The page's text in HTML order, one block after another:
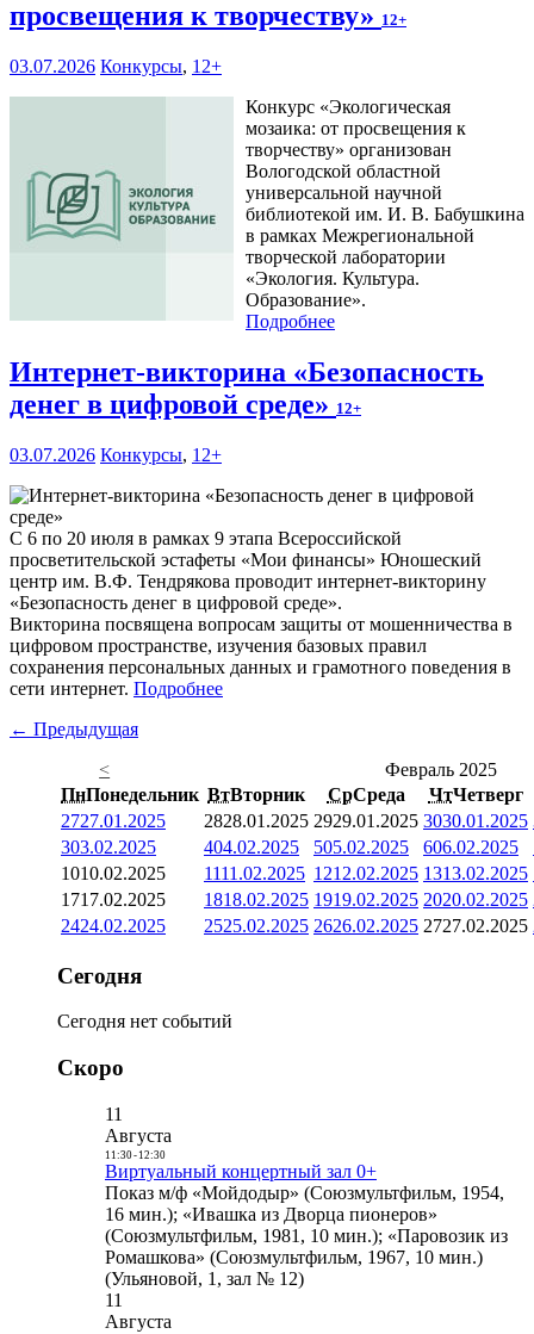
просвещения к творчеству» 12+
03.07.2026 Конкурсы, 12+
Конкурс «Экологическая
мозаика: от просвещения к
творчеству» организован
Вологодской областной
универсальной научной
библиотекой им. И. В. Бабушкина
в рамках Межрегиональной
творческой лаборатории
«Экология. Культура.
Образование».
Подробнее
Интернет-викторина «Безопасность
денег в цифровой среде» 12+
03.07.2026 Конкурсы, 12+
С 6 по 20 июля в рамках 9 этапа Всероссийской
просветительской эстафеты «Мои финансы» Юношеский
центр им. В.Ф. Тендрякова проводит интернет-викторину
«Безопасность денег в цифровой среде».
Викторина посвящена вопросам защиты от мошенничества в
цифровом пространстве, изучения базовых правил
сохранения персональных данных и грамотного поведения в
сети интернет. Подробнее
← Предыдущая
<
Февраль 2025
ПнПонедельник ВтВторник СрСреда ЧтЧетверг
2727.01.2025 2828.01.2025 2929.01.2025 3030.01.2025
303.02.2025 404.02.2025 505.02.2025 606.02.2025
1010.02.2025 1111.02.2025 1212.02.2025 1313.02.2025
1717.02.2025 1818.02.2025 1919.02.2025 2020.02.2025
2424.02.2025 2525.02.2025 2626.02.2025 2727.02.2025
Сегодня
Сегодня нет событий
Скоро
11
Августа
11:30- 12:30
Виртуальный концертный зал 0+
Показ м/ф «Мойдодыр» (Союзмультфильм, 1954,
16 мин.); «Ивашка из Дворца пионеров»
(Союзмультфильм, 1981, 10 мин.); «Паровозик из
Ромашкова» (Союзмультфильм, 1967, 10 мин.)
(Ульяновой, 1, зал № 12)
11
Августа